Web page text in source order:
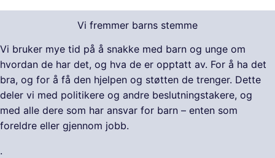
Vi fremmer barns stemme
Vi bruker mye tid på å snakke med barn og unge om
hvordan de har det, og hva de er opptatt av. For å ha det
bra, og for å få den hjelpen og støtten de trenger. Dette
deler vi med politikere og andre beslutningstakere, og
med alle dere som har ansvar for barn – enten som
foreldre eller gjennom jobb.
.